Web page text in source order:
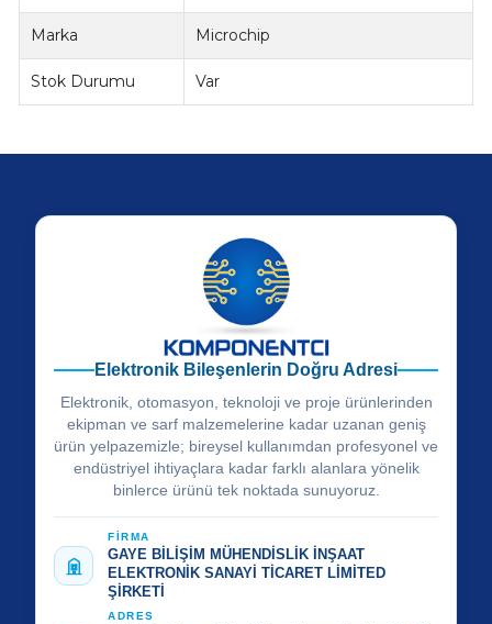
Marka Microchip
Stok Durumu Var
Elektronik Bileşenlerin Doğru Adresi
Elektronik, otomasyon, teknoloji ve proje ürünlerinden
ekipman ve sarf malzemelerine kadar uzanan geniş
ürün yelpazemizle; bireysel kullanımdan profesyonel ve
endüstriyel ihtiyaçlara kadar farklı alanlara yönelik
binlerce ürünü tek noktada sunuyoruz.
FİRMA
GAYE BİLİŞİM MÜHENDİSLİK İNŞAAT
ELEKTRONİK SANAYİ TİCARET LİMİTED
ŞİRKETİ
ADRES